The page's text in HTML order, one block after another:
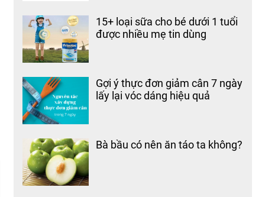
15+ loại sữa cho bé dưới 1 tuổi
được nhiều mẹ tin dùng
Gợi ý thực đơn giảm cân 7 ngày
lấy lại vóc dáng hiệu quả
Bà bầu có nên ăn táo ta không?